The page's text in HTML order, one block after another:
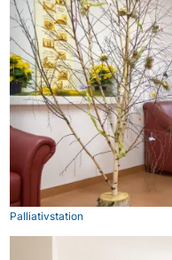
Palliativstation